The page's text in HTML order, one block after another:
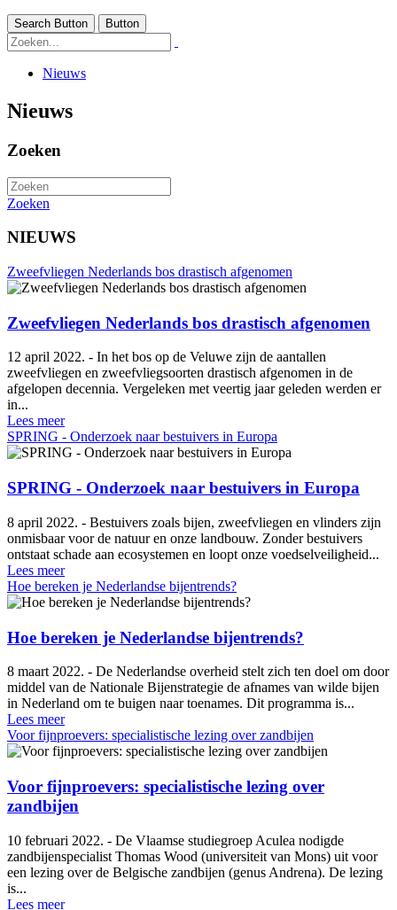
Search Button Button
Nieuws
Nieuws
Zoeken
Zoeken
NIEUWS
Zweefvliegen Nederlands bos drastisch afgenomen
Zweefvliegen Nederlands bos drastisch afgenomen
12 april 2022. - In het bos op de Veluwe zijn de aantallen
zweefvliegen en zweefvliegsoorten drastisch afgenomen in de
afgelopen decennia. Vergeleken met veertig jaar geleden werden er
in...
Lees meer
SPRING - Onderzoek naar bestuivers in Europa
SPRING - Onderzoek naar bestuivers in Europa
8 april 2022. - Bestuivers zoals bijen, zweefvliegen en vlinders zijn
onmisbaar voor de natuur en onze landbouw. Zonder bestuivers
ontstaat schade aan ecosystemen en loopt onze voedselveiligheid...
Lees meer
Hoe bereken je Nederlandse bijentrends?
Hoe bereken je Nederlandse bijentrends?
8 maart 2022. - De Nederlandse overheid stelt zich ten doel om door
middel van de Nationale Bijenstrategie de afnames van wilde bijen
in Nederland om te buigen naar toenames. Dit programma is...
Lees meer
Voor fijnproevers: specialistische lezing over zandbijen
Voor fijnproevers: specialistische lezing over
zandbijen
10 februari 2022. - De Vlaamse studiegroep Aculea nodigde
zandbijenspecialist Thomas Wood (universiteit van Mons) uit voor
een lezing over de Belgische zandbijen (genus Andrena). De lezing
is...
Lees meer